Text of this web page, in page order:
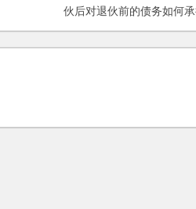
伙后对退伙前的债务如何承